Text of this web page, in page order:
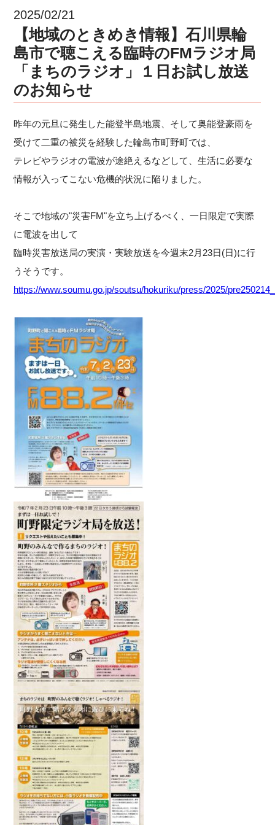
2025/02/21
【地域のときめき情報】石川県輪
島市で聴こえる臨時のFMラジオ局
「まちのラジオ」１日お試し放送
のお知らせ
昨年の元旦に発生した能登半島地震、そして奥能登豪雨を
受けて二重の被災を経験した輪島市町野町では、
テレビやラジオの電波が途絶えるなどして、生活に必要な
情報が入ってこない危機的状況に陥りました。
そこで地域の"災害FM"を立ち上げるべく、一日限定で実際
に電波を出して
臨時災害放送局の実演・実験放送を今週末2月23日(日)に行
うそうです。
https://www.soumu.go.jp/soutsu/hokuriku/press/2025/